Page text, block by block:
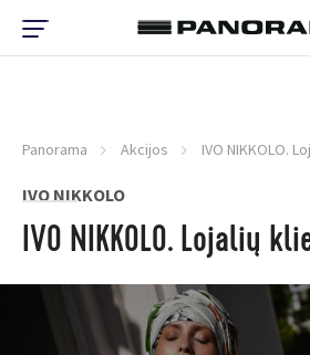
Panorama Akcijos IVO NIKKOLO.
IVO NIKKOLO
IVO NIKKOLO. Lojalių